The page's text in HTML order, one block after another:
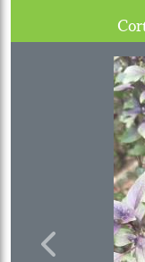
Previous